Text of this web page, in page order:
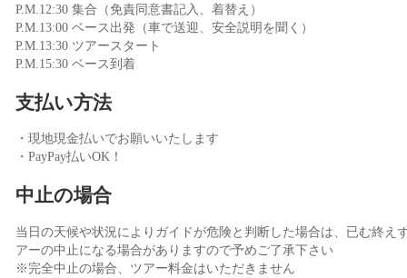
P.M.12:30 集合（免責同意書記入、着替え）
P.M.13:00 ベース出発（車で送迎、安全説明を聞く）
P.M.13:30 ツアースタート
P.M.15:30 ベース到着
支払い方法
・現地現金払いでお願いいたします
・PayPay払いOK！
中止の場合
当日の天候や状況によりガイドが危険と判断した場合は、已む終え
アーの中止になる場合がありますので予めご了承下さい
※完全中止の場合、ツアー料金はいただきません